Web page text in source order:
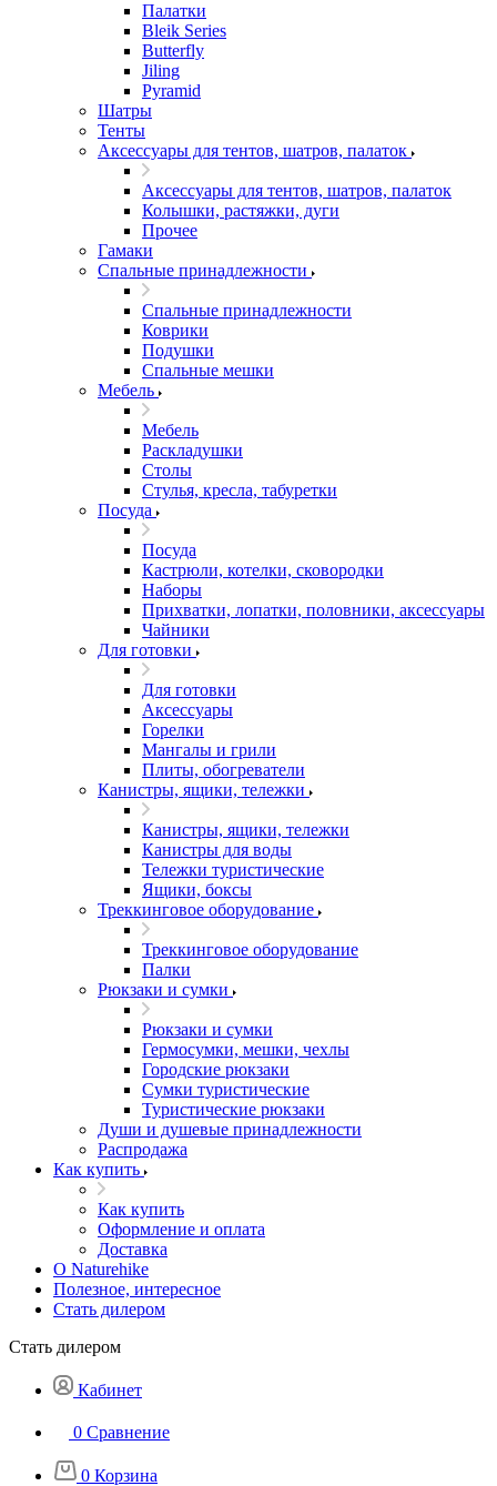
Палатки
Bleik Series
Butterfly
Jiling
Pyramid
Шатры
Тенты
Аксессуары для тентов, шатров, палаток
Аксессуары для тентов, шатров, палаток
Колышки, растяжки, дуги
Прочее
Гамаки
Спальные принадлежности
Спальные принадлежности
Коврики
Подушки
Спальные мешки
Мебель
Мебель
Раскладушки
Столы
Стулья, кресла, табуретки
Посуда
Посуда
Кастрюли, котелки, сковородки
Наборы
Прихватки, лопатки, половники, аксессуары
Чайники
Для готовки
Для готовки
Аксессуары
Горелки
Мангалы и грили
Плиты, обогреватели
Канистры, ящики, тележки
Канистры, ящики, тележки
Канистры для воды
Тележки туристические
Ящики, боксы
Треккинговое оборудование
Треккинговое оборудование
Палки
Рюкзаки и сумки
Рюкзаки и сумки
Гермосумки, мешки, чехлы
Городские рюкзаки
Сумки туристические
Туристические рюкзаки
Души и душевые принадлежности
Распродажа
Как купить
Как купить
Оформление и оплата
Доставка
О Naturehike
Полезное, интересное
Стать дилером
Стать дилером
Кабинет
0 Сравнение
0 Корзина